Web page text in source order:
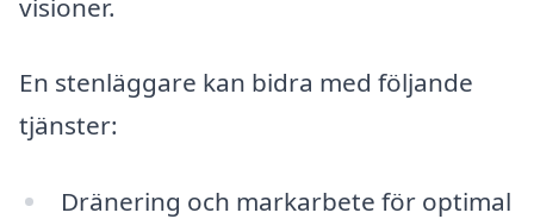
visioner.
En stenläggare kan bidra med följande
tjänster:
Dränering och markarbete för optimal